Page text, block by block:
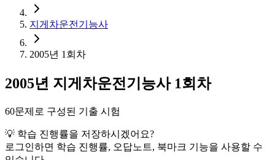
지게차운전기능사
2005년 1회차
2005년 지게차운전기능사 1회차
60문제로 구성된 기출 시험
💡 학습 진행률을 저장하시겠어요?
로그인하면 학습 진행률, 오답노트, 북마크 기능을 사용할 수